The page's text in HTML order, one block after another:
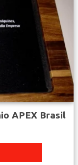
APEX Brasil